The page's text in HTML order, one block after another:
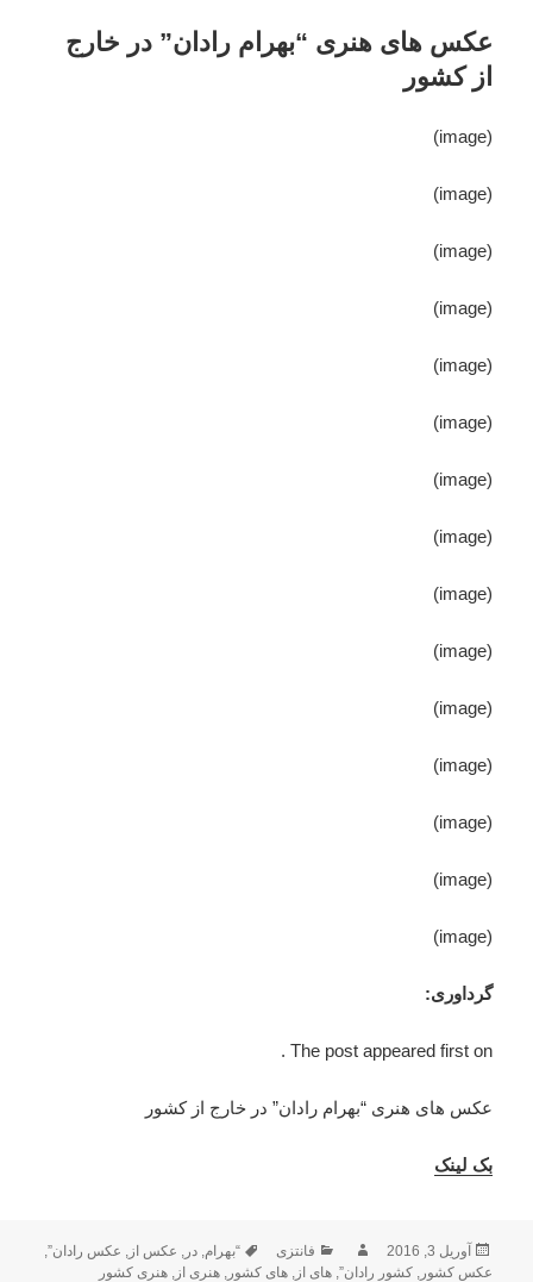
عکس های هنری “بهرام رادان” در خارج
از کشور
(image)
(image)
(image)
(image)
(image)
(image)
(image)
(image)
(image)
(image)
(image)
(image)
(image)
(image)
(image)
گرداوری:
The post appeared first on .
عکس های هنری “بهرام رادان” در خارج از کشور
بک لینک
ارسال
شده
آوریل 3, 2016 نویسندهدسته‌ها
فانتزی برچسب‌ها
“بهرام,در, عکس از, عکس رادان”,
عکس کشور,کشور رادان”,های از,های کشور,هنری از,هنری کشور